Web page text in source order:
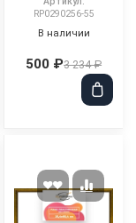
RP0290256-55
В наличии
500 ₽3 234 ₽